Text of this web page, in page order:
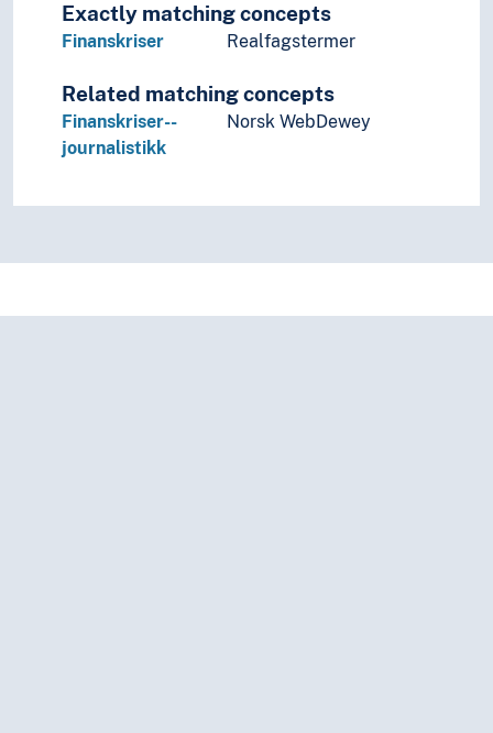
Exactly matching concepts
Finanskriser Realfagstermer
Related matching concepts
Finanskriser--
journalistikk
Norsk WebDewey